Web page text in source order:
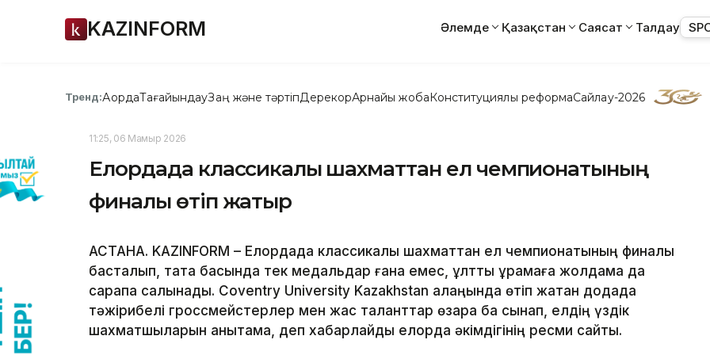
KAZINFORM Әлемде Қазақстан Саясат Талдау
Тренд:АқордаТағайындауЗаң және тәртіпДерекқорАрнайы жобаКонституциялық реформаСайлау-2026
11:25, 06 Мамыр 2026
Елордада классикалық шахматтан ел чемпионатының
финалы өтіп жатыр
АСТАНА. KAZINFORM – Елордада классикалық шахматтан ел чемпионатының финалы
басталып, тақта басында тек медальдар ғана емес, ұлттық құрамаға жолдама да
сарапқа салынады. Coventry University Kazakhstan алаңында өтіп жатқан додада
тәжірибелі гроссмейстерлер мен жас таланттар өзара бақ сынап, елдің үздік
шахматшыларын анықтамақ, деп хабарлайды елорда әкімдігінің ресми сайты.